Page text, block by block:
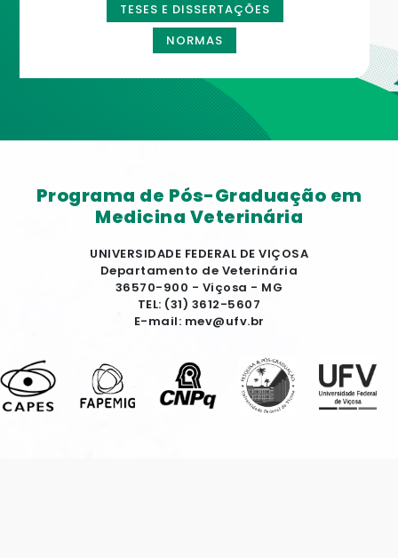
TESES E DISSERTAÇÕES
NORMAS
Programa de Pós-Graduação em
Medicina Veterinária
UNIVERSIDADE FEDERAL DE VIÇOSA
Departamento de Veterinária
36570-900 - Viçosa - MG
TEL: (31) 3612-5607
E-mail: mev@ufv.br